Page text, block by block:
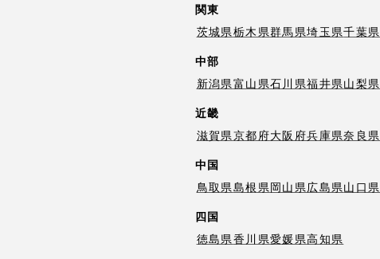
関東
茨城県栃木県群馬県埼玉県千葉県
中部
新潟県富山県石川県福井県山梨県
近畿
滋賀県京都府大阪府兵庫県奈良県
中国
鳥取県島根県岡山県広島県山口県
四国
徳島県香川県愛媛県高知県